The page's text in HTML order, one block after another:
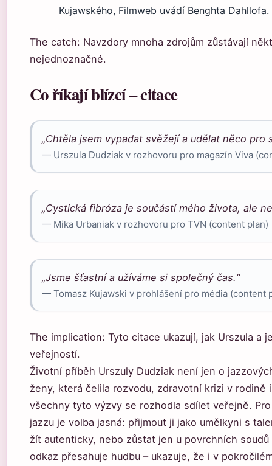
Kujawského, Filmweb uvádí Benghta Dahllofa.
The catch: Navzdory mnoha zdrojům zůstávají
nejednoznačné.
Co říkají blízcí – citace
„Chtěla jsem vypadat svěžejí a udělat něco pro
— Urszula Dudziak v rozhovoru pro magazín Viva
„Cystická fibróza je součástí mého života, ale
— Mika Urbaniak v rozhovoru pro TVN (content plan)
„Jsme šťastní a užíváme si společný čas.“
— Tomasz Kujawski v prohlášení pro média (content
The implication: Tyto citace ukazují, jak Urszula a
veřejností.
Životní příběh Urszuly Dudziak není jen o
ženy, která čelila rozvodu, zdravotní krizi v rodině
všechny tyto výzvy se rozhodla sdílet veřejně.
jazzu je volba jasná: přijmout ji jako umělkyni s
žít autenticky, nebo zůstat jen u povrchních
odkaz přesahuje hudbu – ukazuje, že i v